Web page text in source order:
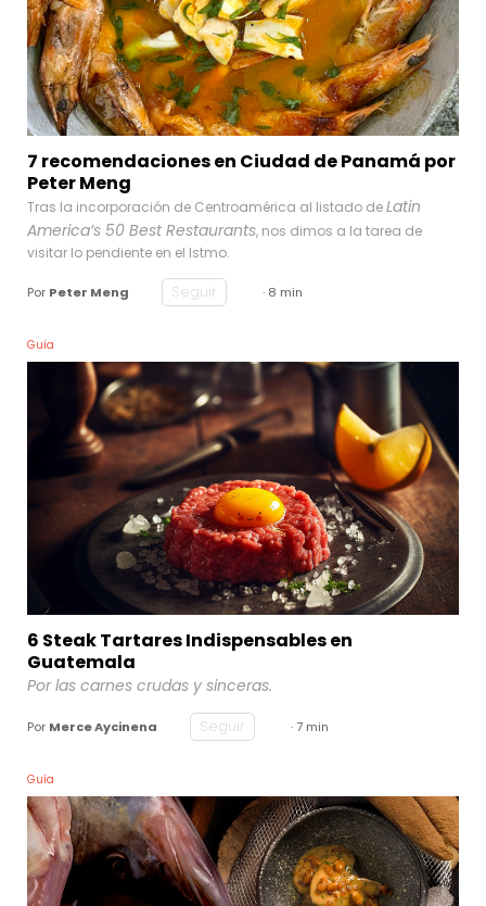
7 recomendaciones en Ciudad de Panamá por
Peter Meng
Tras la incorporación de Centroamérica al listado deLatin
America’s 50 Best Restaurants, nos dimos a la tarea de
visitar lo pendiente en el Istmo.
Por Peter Meng Seguir · 8 min
Guía
6 Steak Tartares Indispensables en
Guatemala
Por las carnes crudas y sinceras.
Por Merce Aycinena Seguir · 7 min
Guía